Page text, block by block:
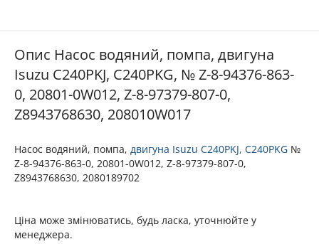
Опис Насос водяний, помпа, двигуна
Isuzu C240PKJ, C240PKG, № Z-8-94376-863-
0, 20801-0W012, Z-8-97379-807-0,
Z8943768630, 208010W017
Насос водяний, помпа, двигуна Isuzu C240PKJ, C240PKG №
Z-8-94376-863-0, 20801-0W012, Z-8-97379-807-0,
Z8943768630, 2080189702
Ціна може змінюватись, будь ласка, уточнюйте у
менеджера.